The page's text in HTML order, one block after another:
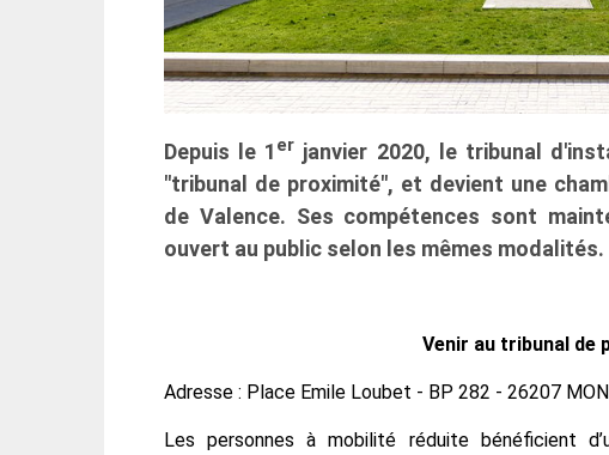
Depuis le 1 er janvier 2020, le tribunal
"tribunal de proximité", et devient une
de Valence. Ses compétences sont
ouvert au public selon les mêmes modalités.
Venir au tribunal de
Adresse : Place Emile Loubet - BP 282 - 26207
Les personnes à mobilité réduite bénéficient